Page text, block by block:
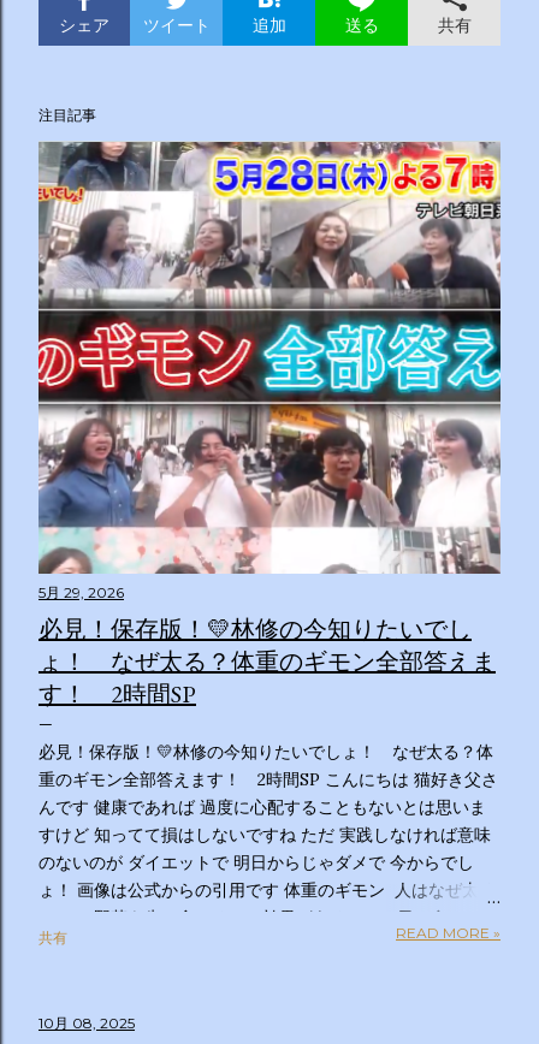
シェア ツイート 追加 送る 共有
注目記事
5月 29, 2026
必見！保存版！💛林修の今知りたいでし
ょ！ なぜ太る？体重のギモン全部答えま
す！ 2時間SP
必見！保存版！💛林修の今知りたいでしょ！ なぜ太る？体
重のギモン全部答えます！ 2時間SP こんにちは 猫好き父さ
んです 健康であれば 過度に心配することもないとは思いま
すけど 知ってて損はしないですね ただ 実践しなければ意味
のないのが ダイエットで 明日からじゃダメで 今からでし
ょ！ 画像は公式からの引用です 体重のギモン 人はなぜ太る
のか？ 野菜を先に食べるのは効果があるの？１日２食と３
食、どっちが太らない？「太りやすい人」と「太りにくい
腹、どうすれば凹む？「フェイスライン」はすっきりさせら
共有 READ MORE »
10月 08, 2025